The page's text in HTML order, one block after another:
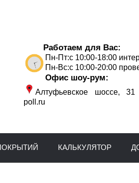
Работаем для Вас:
Пн-Пт:с 10:00-18:00
Пн-Вс:с 10:00-20:00
Офис шоу-рум:
Алтуфьевское шоссе, 31
poll.ru
КАЛЬКУЛЯТОР